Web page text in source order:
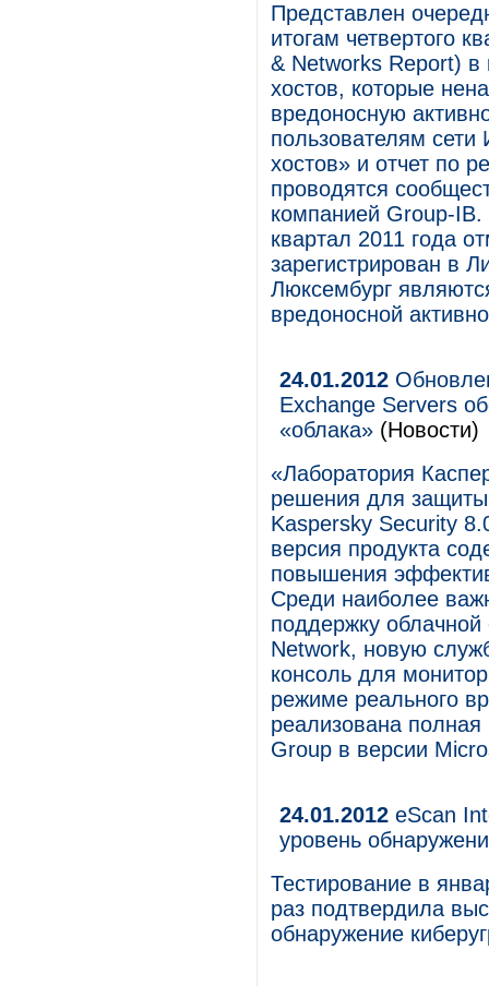
Представлен
итогам четвертого
& Networks Report) в
хостов, которые
вредоносную
пользователям сети
хостов» и отчет по
проводятся
компанией Group-IB.
квартал 2011 года
зарегистрирован в
Люксембург
вредоносной
24.01.2012
Exchange Servers
«облака» (Новости)
«Лаборатория
решения для защиты
Kaspersky Security
версия продукта
повышения
Среди наиболее
поддержку
Network, новую
консоль для
режиме реального
реализована
Group в версии
24.01.2012 eScan
уровень
Тестирование в
раз подтвердила
обнаружение